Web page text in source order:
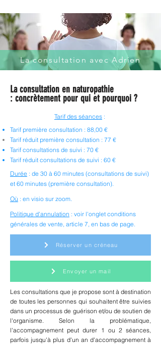
La consultation avec Adrien
La consultation en naturopathie
: concrètement pour qui et pourquoi ?
Tarif des séances :
Tarif première consultation : 88,00 €
Tarif réduit première consultation : 77 €
Tarif consultations de suivi : 70 €
Tarif réduit consultations de suivi : 60 €
Durée : de 30 à 60 minutes (consultations de suivi)
et 60 minutes (première consultation).
Où : en visio sur zoom.
Politique d'annulation : voir l'onglet conditions
générales de vente, article 7, en bas de page.
Réserver un créneau
Envoyer un mail
Les consultations que je propose sont à destination
de toutes les personnes qui souhaitent être suivies
dans un processus de guérison et/ou de soutien de
l'organisme. Selon la problématique,
l'accompagnement peut durer 1 ou 2 séances,
parfois jusqu'à plus d'un an d'accompagnement à